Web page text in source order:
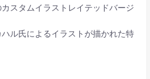
スタムイラストレイテッドバージ
ル氏によるイラストが描かれた特